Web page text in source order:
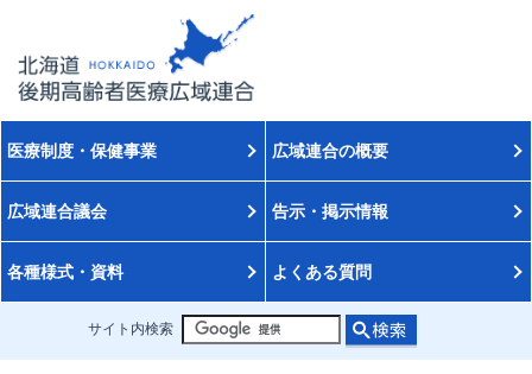
医療制度・保健事業 広域連合の概要
広域連合議会 告示・掲示情報
各種様式・資料 よくある質問
サイト内検索